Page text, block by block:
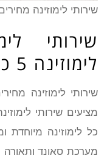
שירותי לימוזינה
שירותי
לימוזינה 5 כוכבים
שירותי לימוזינה
מציעים שירותי
כל לימוזינה
מערכת סאונד ותאורה